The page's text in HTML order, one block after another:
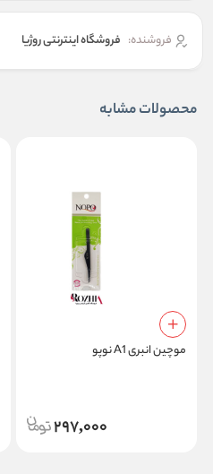
فروشنده: فروشگاه اینترنتی روژیا
محصولات مشابه
موچین انبری A1 نوپو
297,000